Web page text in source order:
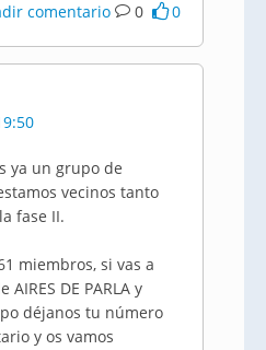
comentario 0 0
ya un grupo de
vecinos tanto
fase II.
miembros, si vas a
DE PARLA y
déjanos tu número
y os vamos